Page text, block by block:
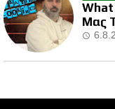
What
Μας